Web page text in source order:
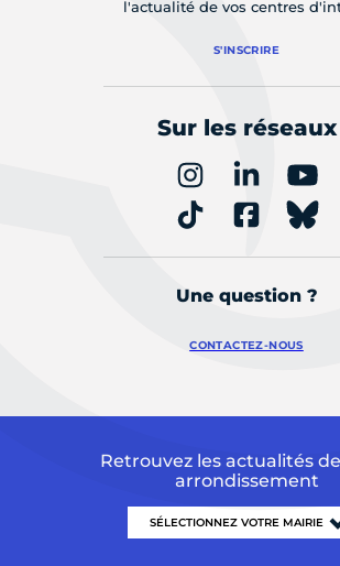
l'actualité de vos centres
S'INSCRIRE
Sur les réseaux
Une question ?
CONTACTEZ-NOUS
Retrouvez les actualités
arrondissement